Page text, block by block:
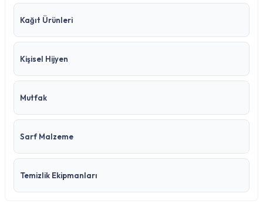
Kağıt Ürünleri
Kişisel Hijyen
Mutfak
Sarf Malzeme
Temizlik Ekipmanları